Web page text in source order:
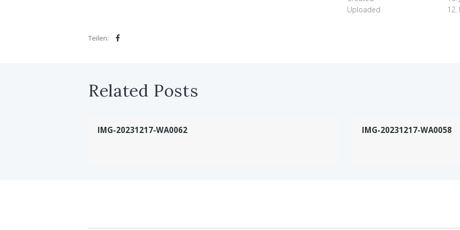
Uploaded
12.
Teilen:
Related Posts
IMG-20231217-WA0062 IMG-20231217-WA0058